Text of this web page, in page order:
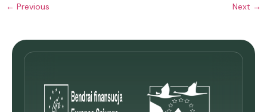
← Previous Next →